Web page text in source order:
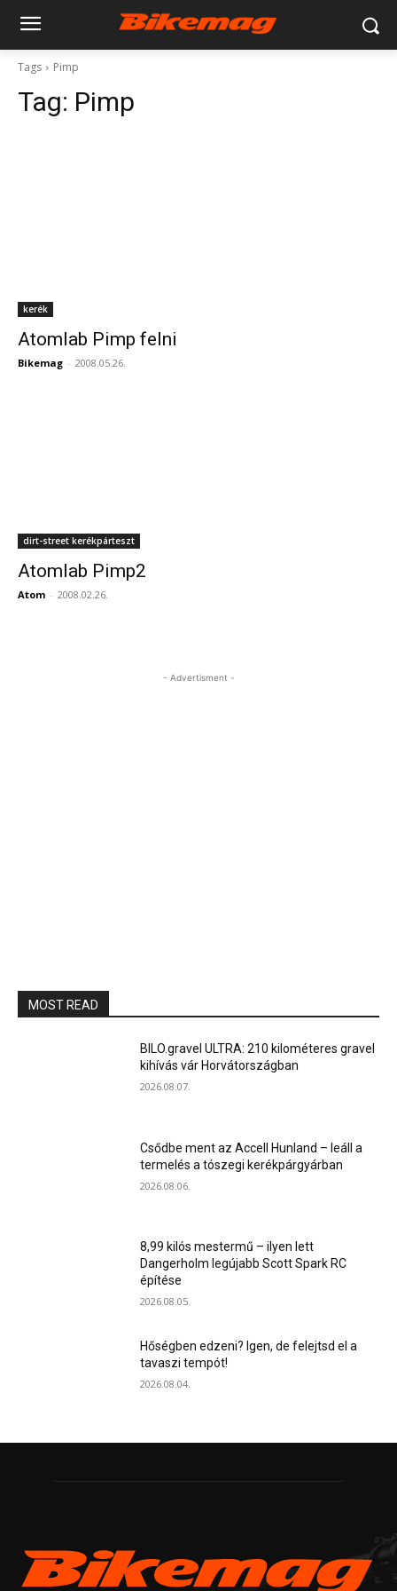
Tags Pimp
Tag: Pimp
kerék
Atomlab Pimp felni
Bikemag - 2008.05.26.
dirt-street kerékpárteszt
Atomlab Pimp2
Atom - 2008.02.26.
- Advertisment -
MOST READ
BILO.gravel ULTRA: 210 kilométeres gravel
kihívás vár Horvátországban
2026.08.07.
Csődbe ment az Accell Hunland – leáll a
termelés a tószegi kerékpárgyárban
2026.08.06.
8,99 kilós mestermű – ilyen lett
Dangerholm legújabb Scott Spark RC
építése
2026.08.05.
Hőségben edzeni? Igen, de felejtsd el a
tavaszi tempót!
2026.08.04.